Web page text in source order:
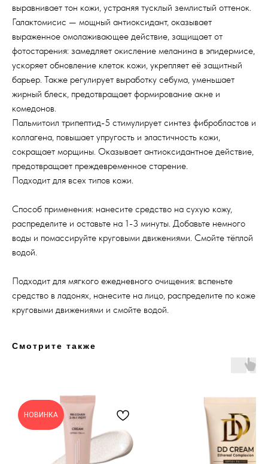
выравнивает тон кожи, устраняя тусклый землистый оттенок.
Галактомисис — мощный антиоксидант, оказывает
выраженное омолаживающее действие, защищает от
фотостарения: замедляет окисление меланина в эпидермисе,
ускоряет обновление клеток кожи, укрепляет её защитный
барьер. Также регулирует выработку себума, уменьшает
жирный блеск, предотвращает формирование акне и
комедонов.
Пальмитоил трипептид-5 стимулирует синтез фибробластов и
коллагена, повышает упругость и эластичность кожи,
сокращает морщины. Оказывает антиоксидантное действие,
предотвращает преждевременное старение.
Подходит для всех типов кожи.
Способ применения: нанесите средство на сухую кожу,
распределите и оставьте на 1-3 минуты. Добавьте немного
воды и помассируйте круговыми движениями. Смойте тёплой
водой.
Подходит для мягкого ежедневного очищения: вспеньте
средство в ладонях, нанесите на лицо, распределите по коже
круговыми движениями и смойте водой.
Смотрите также
НОВИНКА